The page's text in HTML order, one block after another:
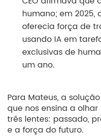
humano; em 2025,
oferecia força de
usando IA em
exclusivas de
um ano.
Para Mateus, a
que nos ensina a
três lentes: passado,
e a força do futuro.